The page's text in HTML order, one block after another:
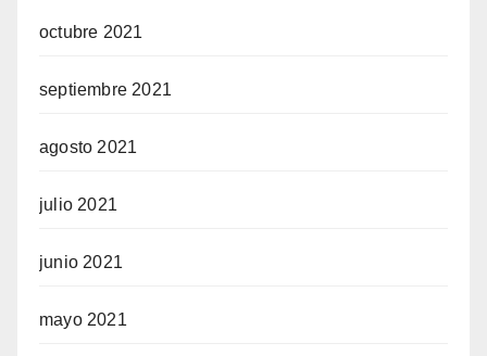
octubre 2021
septiembre 2021
agosto 2021
julio 2021
junio 2021
mayo 2021